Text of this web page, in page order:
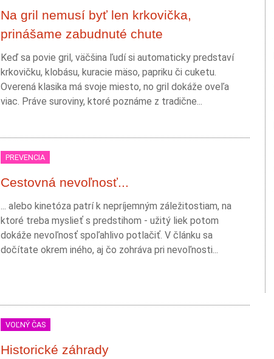
Na gril nemusí byť len krkovička,
prinášame zabudnuté chute
Keď sa povie gril, väčšina ľudí si automaticky predstaví
krkovičku, klobásu, kuracie mäso, papriku či cuketu.
Overená klasika má svoje miesto, no gril dokáže oveľa
viac. Práve suroviny, ktoré poznáme z tradične...
PREVENCIA
Cestovná nevoľnosť...
... alebo kinetóza patrí k nepríjemným záležitostiam, na
ktoré treba myslieť s predstihom - užitý liek potom
dokáže nevoľnosť spoľahlivo potlačiť. V článku sa
dočítate okrem iného, aj čo zohráva pri nevoľnosti...
VOĽNÝ ČAS
Historické záhrady